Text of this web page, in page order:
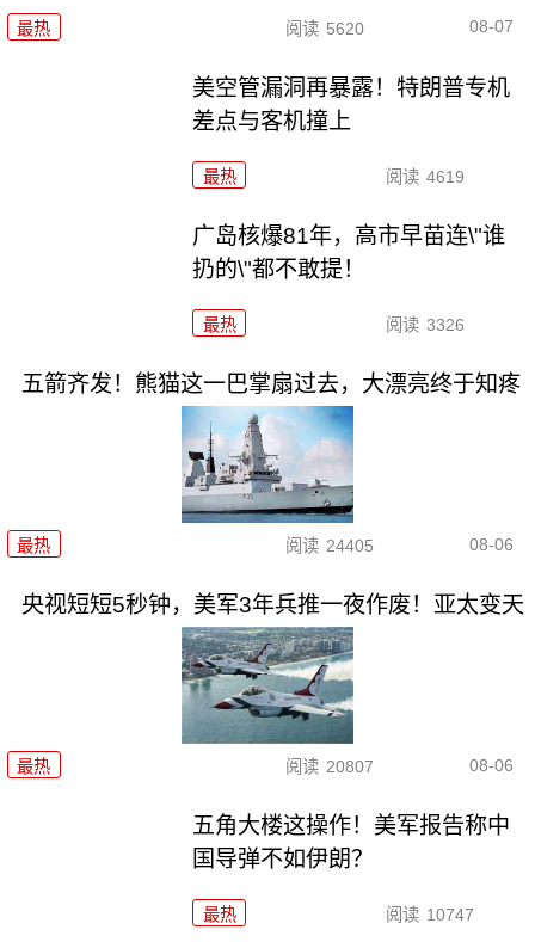
最热 阅读 5620 08-07
美空管漏洞再暴露！特朗普专机
差点与客机撞上
最热 阅读 4619
广岛核爆81年，高市早苗连\"谁
扔的\"都不敢提！
最热 阅读 3326
五箭齐发！熊猫这一巴掌扇过去，大漂亮终于知疼
最热 阅读 24405 08-06
央视短短5秒钟，美军3年兵推一夜作废！亚太变天
最热 阅读 20807 08-06
五角大楼这操作！美军报告称中
国导弹不如伊朗？
最热 阅读 10747